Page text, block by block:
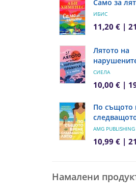
Само за
ИБИС
11,20 € |
Лятото на
СИЕЛА
10,00 € |
По същото
AMG PUBLISHING
10,99 € |
Намалени